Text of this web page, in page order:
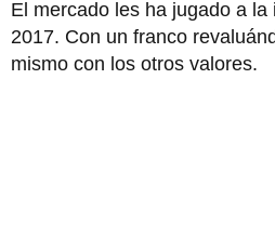
El mercado les ha jugado a
2017. Con un franco
mismo con los otros valores.